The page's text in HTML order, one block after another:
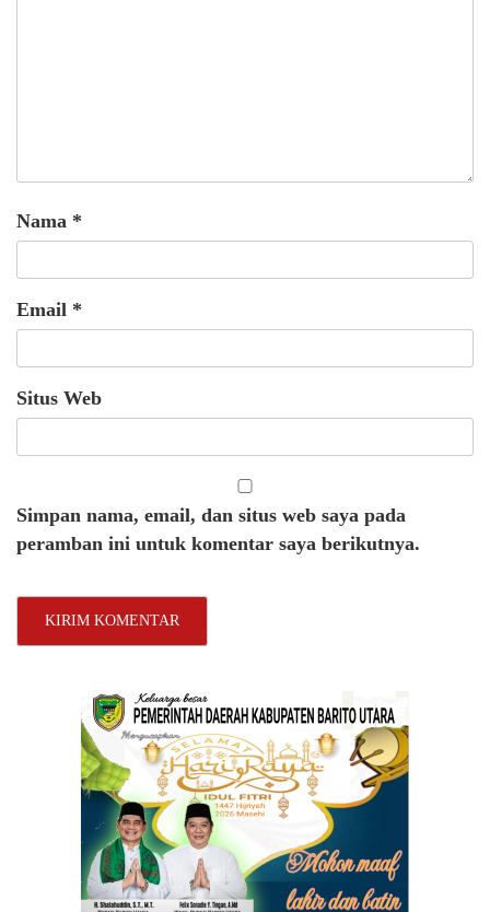
Nama *
Email *
Situs Web
Simpan nama, email, dan situs web saya pada
peramban ini untuk komentar saya berikutnya.